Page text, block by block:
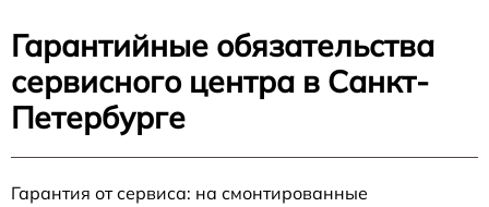
Гарантийные обязательства
сервисного центра в Санкт-
Петербурге
Гарантия от сервиса: на смонтированные